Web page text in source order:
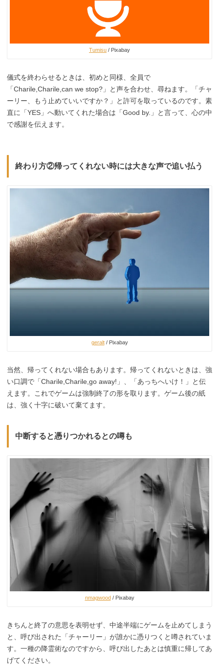
Tumisu / Pixabay
儀式を終わらせるときは、初めと同様、全員で
「Charile,Charile,can we stop?」と声を合わせ、尋ねます。「チャ
ーリー、もう止めていいですか？」と許可を取っているのです。素
直に「YES」へ動いてくれた場合は「Good by.」と言って、心の中
で感謝を伝えます。
終わり方②帰ってくれない時には大きな声で追い払う
geralt/ Pixabay
当然、帰ってくれない場合もあります。帰ってくれないときは、強
い口調で「Charile,Charile,go away!」、「あっちへいけ！」と伝
えます。これでゲームは強制終了の形を取ります。ゲーム後の紙
は、強く十字に破いて棄てます。
中断すると憑りつかれるとの噂も
nmagwood/ Pixabay
きちんと終了の意思を表明せず、中途半端にゲームを止めてしまう
と、呼び出された「チャーリー」が誰かに憑りつくと噂されていま
す。一種の降霊術なのですから、呼び出したあとは慎重に帰してあ
げてください。